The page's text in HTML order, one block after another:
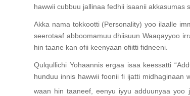
hawwii cubbuu jallinaa fedhii isaanii
Akka nama tokkootti (Personality) yoo ilaalle
seerotaaf abboomamuu dhiisuun Waaqayyoo
hin taane kan ofii keenyaan ofiitti fidneeni.
Qulqullichi Yohaannis ergaa isaa keessatti
hunduu innis hawwii foonii fi ijatti midhaginaan
waan hin taaneef, eenyu iyyu adduunyaa yoo